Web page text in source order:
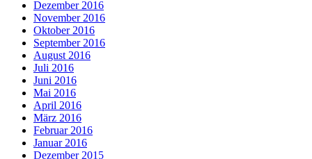
Dezember 2016
November 2016
Oktober 2016
September 2016
August 2016
Juli 2016
Juni 2016
Mai 2016
April 2016
März 2016
Februar 2016
Januar 2016
Dezember 2015